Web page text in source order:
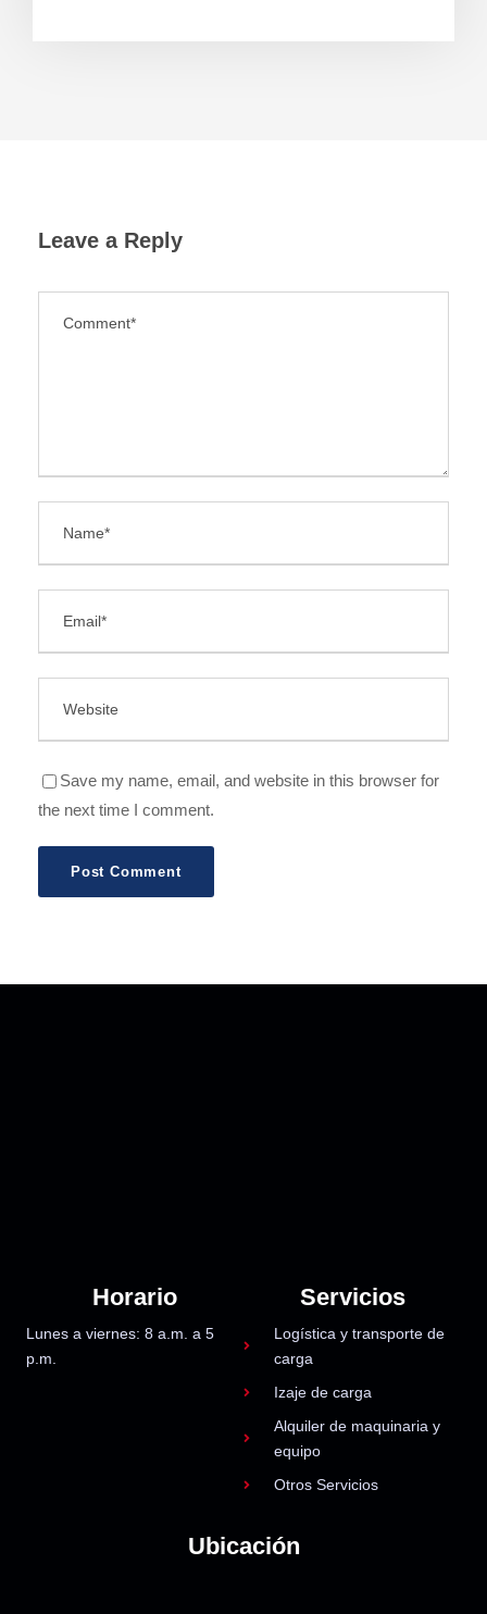
Leave a Reply
Save my name, email, and website in this browser for
the next time I comment.
Horario
Lunes a viernes: 8 a.m. a 5
p.m.
Servicios
Logística y transporte de
carga
Izaje de carga
Alquiler de maquinaria y
equipo
Otros Servicios
Ubicación